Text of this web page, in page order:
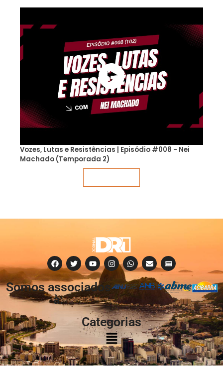
Vozes, Lutas e Resistências | Episódio #008 - Nei
Machado (Temporada 2)
Somos associados
à:
Categorias